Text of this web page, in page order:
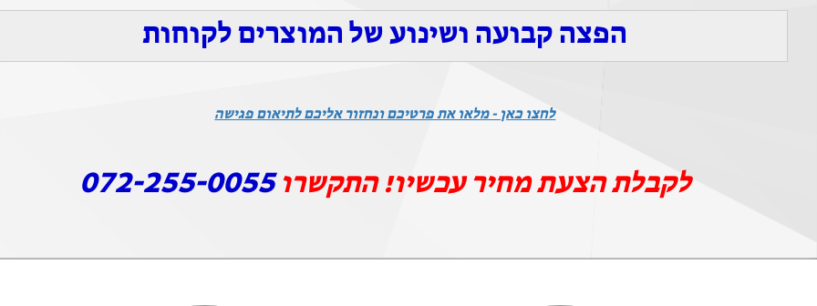
הפצה קבועה ושינוע של המוצרים לקוחות
לחצו כאן - מלאו את פרטיכם ונחזור אליכם לתיאום פגישה
לקבלת הצעת מחיר עכשיו! התקשרו072-255-0055